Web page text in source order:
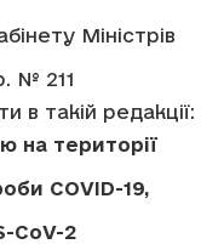
Міністрів
№ 211
в такій редакції:
на території
COVID-19,
CoV-2